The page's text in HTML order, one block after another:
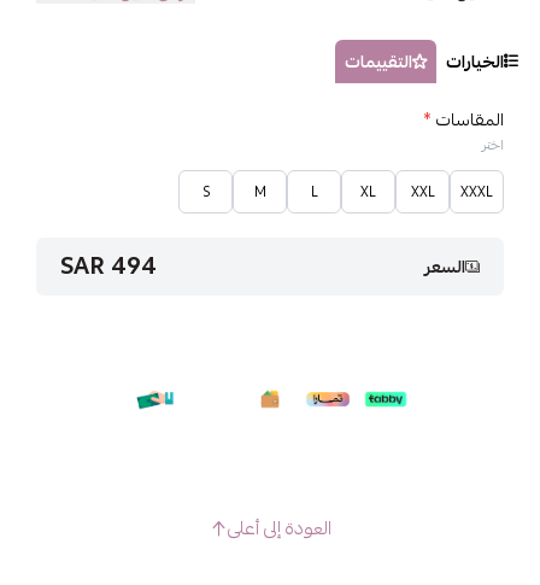
الخيارات
التقييمات
المقاسات*
اختر
XXXL
XXL
XL
L
M
S
السعر 494 SAR
العودة إلى أعلى